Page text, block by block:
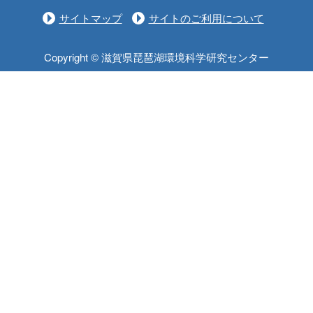
サイトマップ サイトのご利用について
Copyright © 滋賀県琵琶湖環境科学研究センター